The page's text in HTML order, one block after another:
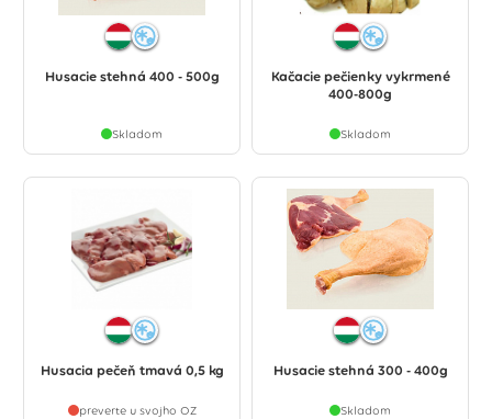
Husacie stehná 400 - 500g
Skladom
Kačacie pečienky vykrmené
400-800g
Skladom
Husacia pečeň tmavá 0,5 kg
preverte u svojho OZ
Husacie stehná 300 - 400g
Skladom